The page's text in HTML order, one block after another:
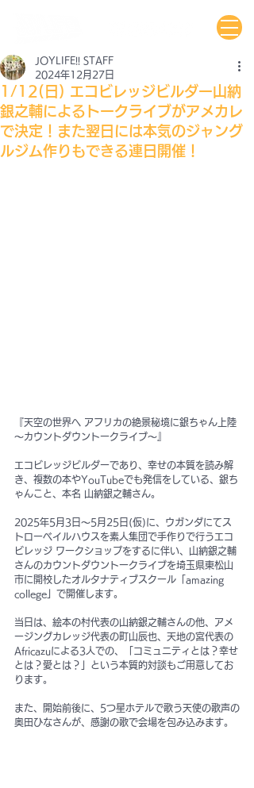
1/12(日) エコビレッジビルダー山納
銀之輔によるトークライブがアメカレ
で決定！また翌日には本気のジャング
ルジム作りもできる連日開催！
JOYLIFE!! STAFF
2024年12月27日
『天空の世界へ アフリカの絶景秘境に銀ちゃん上陸
〜カウントダウントークライブ〜』
エコビレッジビルダーであり、幸せの本質を読み解
き、複数の本やYouTubeでも発信をしている、銀ち
ゃんこと、本名 山納銀之輔さん。
2025年5月3日〜5月25日(仮)に、ウガンダにてス
トローベイルハウスを素人集団で手作りで行うエコ
ビレッジ ワークショップをするに伴い、山納銀之輔
さんのカウントダウントークライブを埼玉県東松山
市に開校したオルタナティブスクール「amazing
college」で開催します。
当日は、絵本の村代表の山納銀之輔さんの他、アメ
ージングカレッジ代表の町山辰也、天地の宮代表の
Africazuによる3人での、「コミュニティとは？幸せ
とは？愛とは？」という本質的対談もご用意してお
ります。
また、開始前後に、5つ星ホテルで歌う天使の歌声の
奥田ひなさんが、感謝の歌で会場を包み込みます。